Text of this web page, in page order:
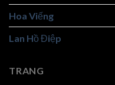
Hoa Viếng
Lan Hồ Điệp
TRANG